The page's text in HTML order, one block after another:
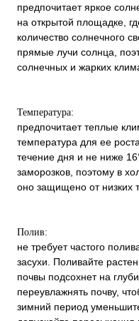
предпочитает яркое
на открытой площадке,
количество солнечного
прямые лучи солнца,
солнечных и жарких
Температура:
предпочитает теплые
температура для ее
течение дня и не ниже
заморозков, поэтому в
оно защищено от низких
Полив:
не требует частого
засухи. Поливайте
почвы подсохнет на
переувлажнять почву,
зимний период